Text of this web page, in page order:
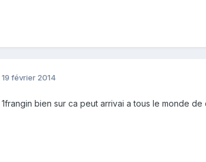
19 février 2014
bien sur ca peut arrivai a tous le monde de